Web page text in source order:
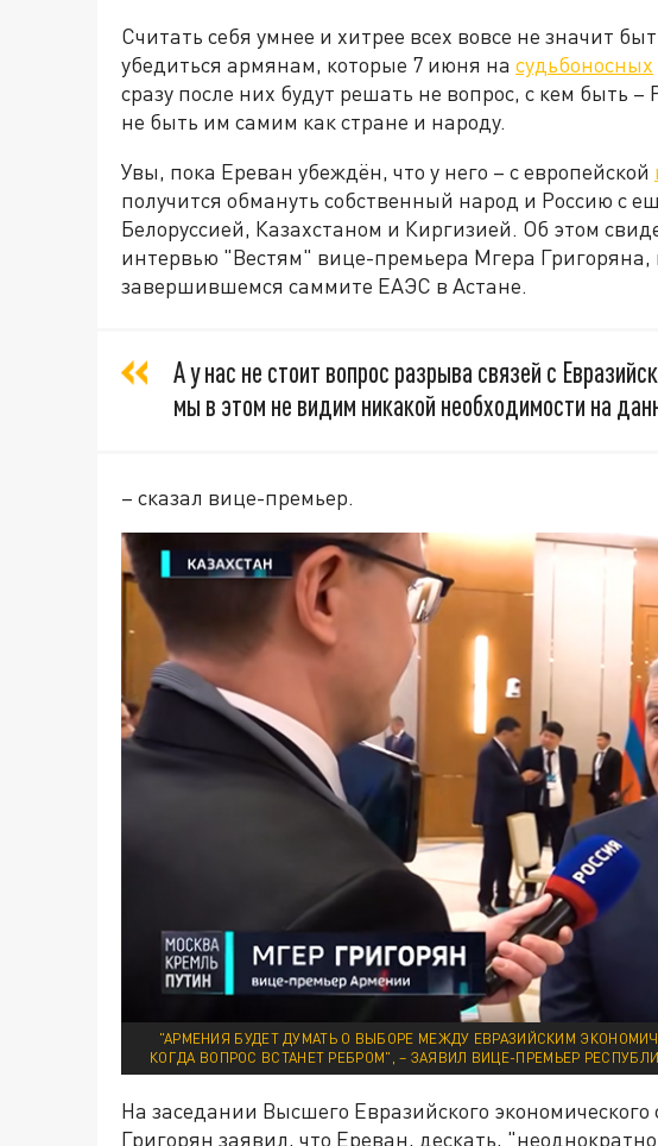
Считать себя умнее и хитрее всех вовсе не значит
убедиться армянам, которые 7 июня на судьбоносных
сразу после них будут решать не вопрос, с кем быть
не быть им самим как стране и народу.
Увы, пока Ереван убеждён, что у него – с европейской
получится обмануть собственный народ и Россию с
Белоруссией, Казахстаном и Киргизией. Об этом
интервью "Вестям" вице-премьера Мгера
завершившемся саммите ЕАЭС в Астане.
А у нас не стоит вопрос разрыва связей с
мы в этом не видим никакой необходимости на
– сказал вице-премьер.
"АРМЕНИЯ БУДЕТ ДУМАТЬ О ВЫБОРЕ МЕЖДУ ЕВРАЗИЙСКИМ
КОГДА ВОПРОС ВСТАНЕТ РЕБРОМ", – ЗАЯВИЛ ВИЦЕ-ПРЕМЬЕР
На заседании Высшего Евразийского
Григорян заявил, что Ереван, дескать,